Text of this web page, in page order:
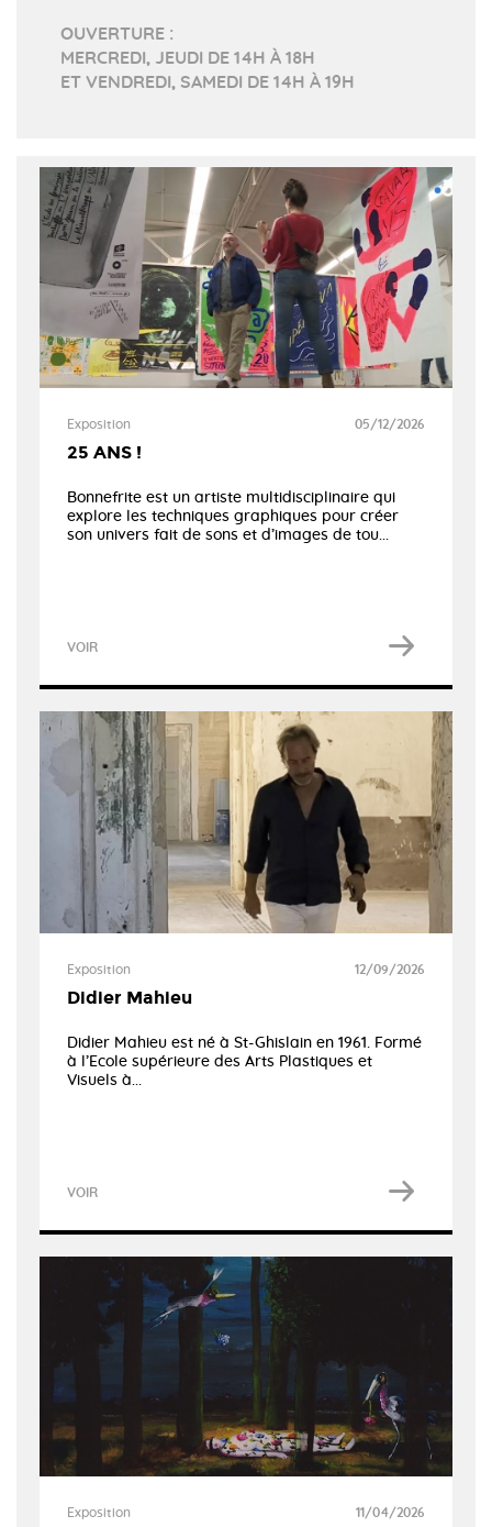
OUVERTURE :
MERCREDI, JEUDI DE 14H À 18H
ET VENDREDI, SAMEDI DE 14H À 19H
Exposition 05/12/2026
25 ANS !
Bonnefrite est un artiste multidisciplinaire qui
explore les techniques graphiques pour créer
son univers fait de sons et d’images de tou...
VOIR
Exposition 12/09/2026
Didier Mahieu
Didier Mahieu est né à St-Ghislain en 1961. Formé
à l’Ecole supérieure des Arts Plastiques et
Visuels à...
VOIR
Exposition 11/04/2026